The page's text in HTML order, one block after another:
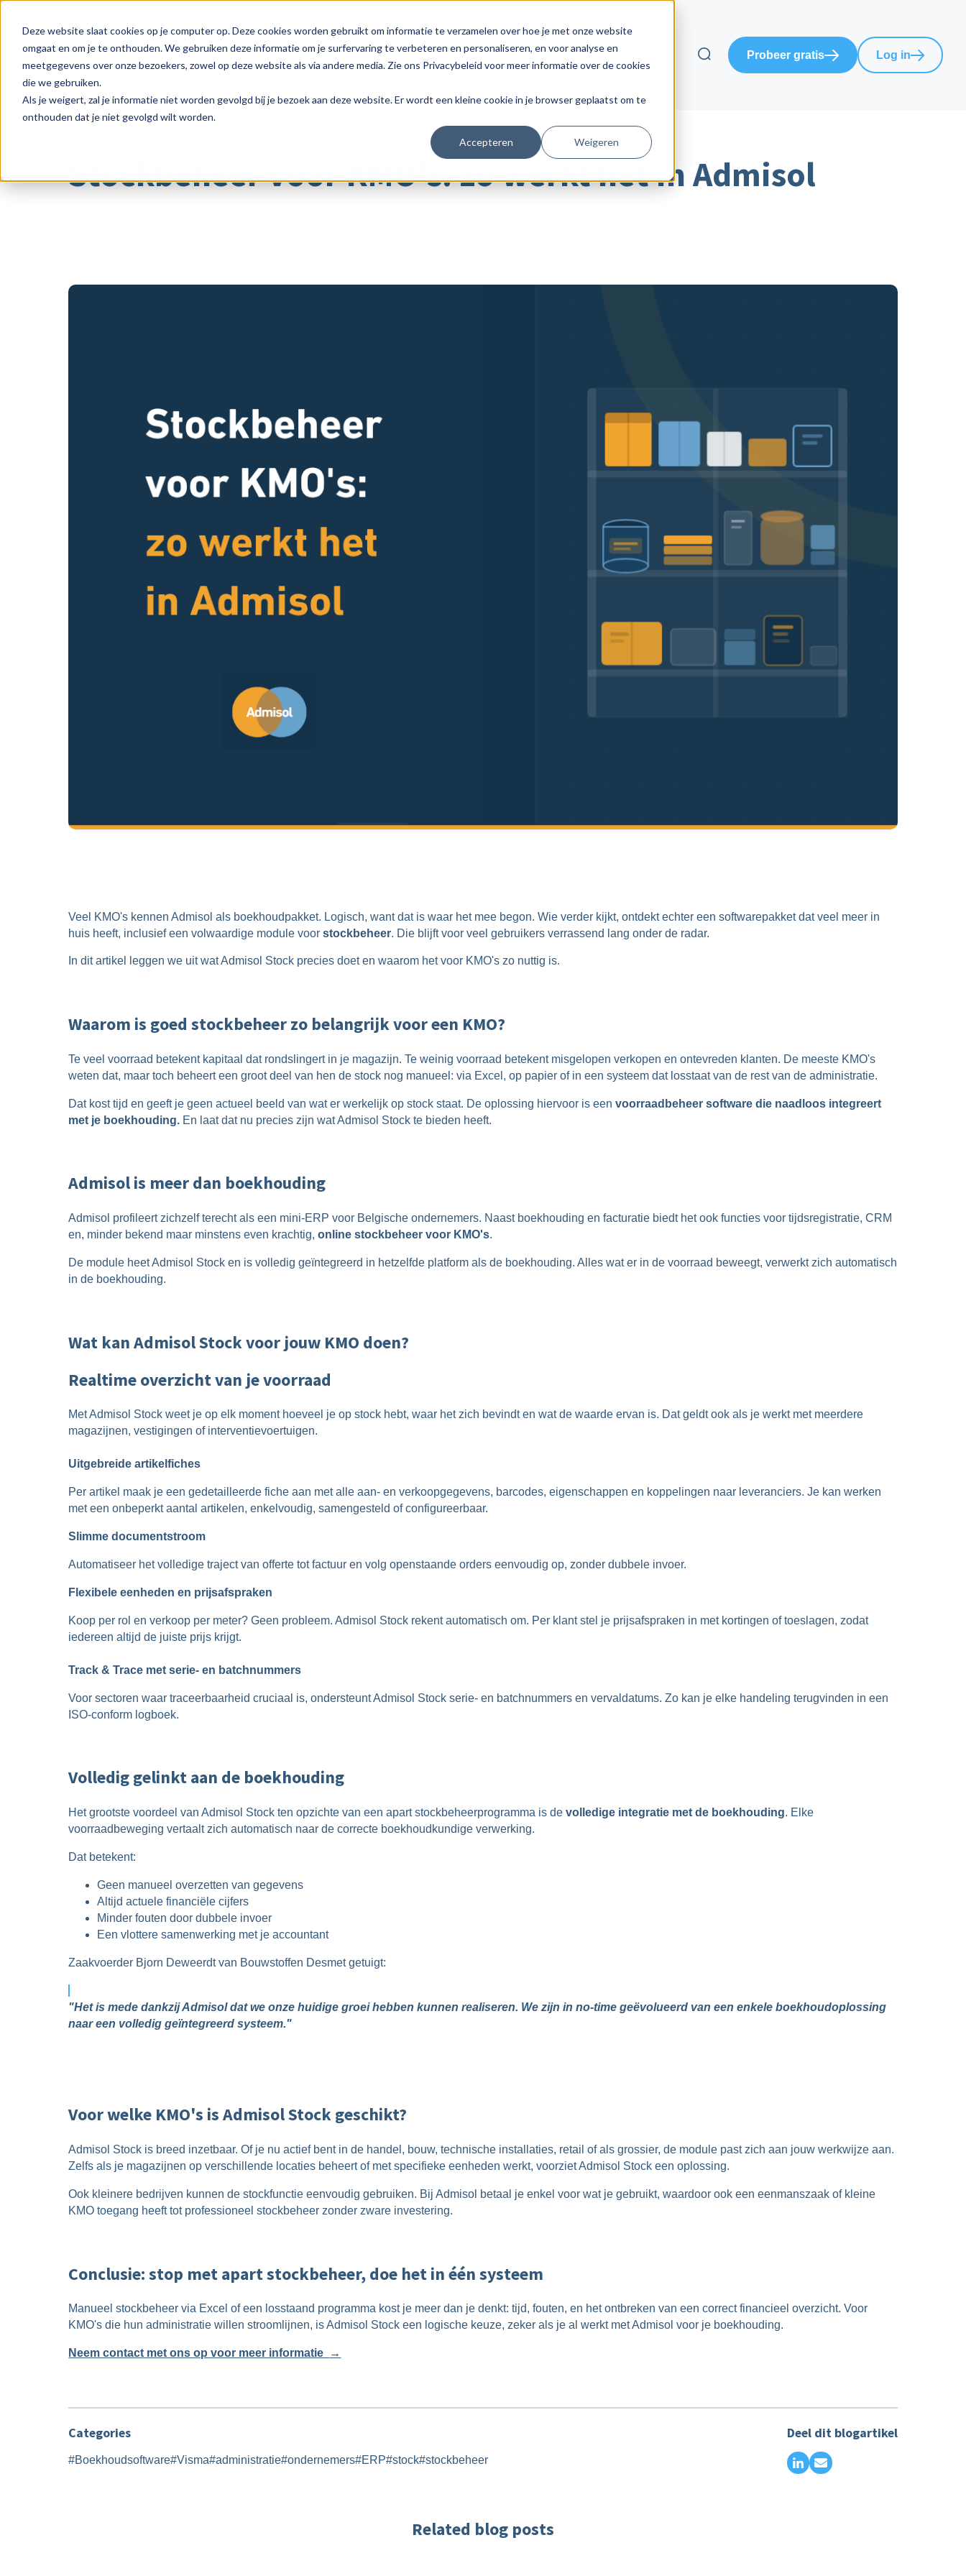
Deze website slaat cookies op je computer op. Deze cookies worden gebruikt om informatie te verzamelen over hoe je met onze website
omgaat en om je te onthouden. We gebruiken deze informatie om je surfervaring te verbeteren en personaliseren, en voor analyse en
meetgegevens over onze bezoekers, zowel op deze website als via andere media. Zie ons Privacybeleid voor meer informatie over de cookies
die we gebruiken.
Als je weigert, zal je informatie niet worden gevolgd bij je bezoek aan deze website. Er wordt een kleine cookie in je browser geplaatst om te
onthouden dat je niet gevolgd wilt worden.
Accepteren Weigeren
Product Peppol Prijzen Integraties Blog Probeer gratis Log in
Stockbeheer voor KMO's: zo werkt het in Admisol
Veel KMO's kennen Admisol als boekhoudpakket. Logisch, want dat is waar het mee begon. Wie verder kijkt, ontdekt echter een softwarepakket dat veel meer in
huis heeft, inclusief een volwaardige module voor stockbeheer. Die blijft voor veel gebruikers verrassend lang onder de radar.
In dit artikel leggen we uit wat Admisol Stock precies doet en waarom het voor KMO's zo nuttig is.
Waarom is goed stockbeheer zo belangrijk voor een KMO?
Te veel voorraad betekent kapitaal dat rondslingert in je magazijn. Te weinig voorraad betekent misgelopen verkopen en ontevreden klanten. De meeste KMO's
weten dat, maar toch beheert een groot deel van hen de stock nog manueel: via Excel, op papier of in een systeem dat losstaat van de rest van de administratie.
Dat kost tijd en geeft je geen actueel beeld van wat er werkelijk op stock staat. De oplossing hiervoor is een voorraadbeheer software die naadloos integreert
met je boekhouding. En laat dat nu precies zijn wat Admisol Stock te bieden heeft.
Admisol is meer dan boekhouding
Admisol profileert zichzelf terecht als een mini-ERP voor Belgische ondernemers. Naast boekhouding en facturatie biedt het ook functies voor tijdsregistratie, CRM
en, minder bekend maar minstens even krachtig,online stockbeheer voor KMO's.
De module heet Admisol Stock en is volledig geïntegreerd in hetzelfde platform als de boekhouding. Alles wat er in de voorraad beweegt, verwerkt zich automatisch
in de boekhouding.
Wat kan Admisol Stock voor jouw KMO doen?
Realtime overzicht van je voorraad
Met Admisol Stock weet je op elk moment hoeveel je op stock hebt, waar het zich bevindt en wat de waarde ervan is. Dat geldt ook als je werkt met meerdere
magazijnen, vestigingen of interventievoertuigen.
Uitgebreide artikelfiches
Per artikel maak je een gedetailleerde fiche aan met alle aan- en verkoopgegevens, barcodes, eigenschappen en koppelingen naar leveranciers. Je kan werken
met een onbeperkt aantal artikelen, enkelvoudig, samengesteld of configureerbaar.
Slimme documentstroom
Automatiseer het volledige traject van offerte tot factuuren volg openstaande orders eenvoudig op, zonder dubbele invoer.
Flexibele eenheden en prijsafspraken
Koop per rol en verkoop per meter? Geen probleem. Admisol Stock rekent automatisch om. Per klant stel je prijsafspraken in met kortingen of toeslagen, zodat
iedereen altijd de juiste prijs krijgt.
Track & Trace met serie- en batchnummers
Voor sectoren waar traceerbaarheid cruciaal is, ondersteunt Admisol Stock serie- en batchnummers en vervaldatums. Zo kan je elke handeling terugvinden in een
ISO-conform logboek.
Volledig gelinkt aan de boekhouding
Het grootste voordeel van Admisol Stock ten opzichte van een apart stockbeheerprogramma is de volledige integratie met de boekhouding. Elke
voorraadbeweging vertaalt zich automatisch naar de correcte boekhoudkundige verwerking.
Dat betekent:
Geen manueel overzetten van gegevens
Altijd actuele financiële cijfers
Minder fouten door dubbele invoer
Een vlottere samenwerking met je accountant
Zaakvoerder Bjorn Deweerdt van Bouwstoffen Desmet getuigt:
"Het is mede dankzij Admisol dat we onze huidige groei hebben kunnen realiseren. We zijn in no-time geëvolueerd van een enkele boekhoudoplossing
naar een volledig geïntegreerd systeem."
Voor welke KMO's is Admisol Stock geschikt?
Admisol Stock is breed inzetbaar. Of je nu actief bent in de handel, bouw, technische installaties, retail of als grossier, de module past zich aan jouw werkwijze aan.
Zelfs als je magazijnen op verschillende locaties beheert of met specifieke eenheden werkt, voorziet Admisol Stock een oplossing.
Ook kleinere bedrijven kunnen de stockfunctie eenvoudig gebruiken. Bij Admisol betaal je enkel voor wat je gebruikt, waardoor ook een eenmanszaak of kleine
KMO toegang heeft tot professioneel stockbeheer zonder zware investering.
Conclusie: stop met apart stockbeheer, doe het in één systeem
Manueel stockbeheer via Excel of een losstaand programma kost je meer dan je denkt: tijd, fouten, en het ontbreken van een correct financieel overzicht. Voor
KMO's die hun administratie willen stroomlijnen, is Admisol Stock een logische keuze, zeker als je al werkt met Admisol voor je boekhouding.
Neem contact met ons op voor meer informatie →
Categories
#Boekhoudsoftware#Visma#administratie#ondernemers#ERP#stock#stockbeheer
Deel dit blogartikel
Related blog posts